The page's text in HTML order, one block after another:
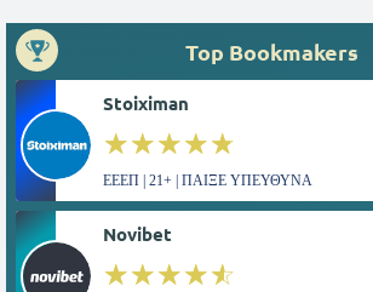
Top Bookmakers
Stoiximan
☆☆☆☆☆
★★★★★
ΕΕΕΠ | 21+ | ΠΑΙΞΕ ΥΠΕΥΘΥΝΑ
Novibet
☆☆☆☆☆
★★★★★